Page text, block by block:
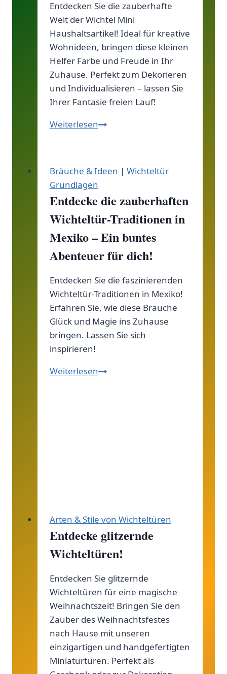
Entdecken Sie die zauberhafte
Welt der Wichtel Mini
Haushaltsartikel! Ideal für kreative
Wohnideen, bringen diese kleinen
Helfer Farbe und Freude in Ihr
Zuhause. Perfekt zum Dekorieren
und Individualisieren – lassen Sie
Ihrer Fantasie freien Lauf!
WeiterlesenWichtel
kreative
Wohnideen
und
Dekoration
Bräuche & Ideen | Wichteltür
Grundlagen
Entdecke die zauberhaften
Wichteltür-Traditionen in
Mexiko – Ein buntes
Abenteuer für dich!
Entdecken Sie die faszinierenden
Wichteltür-Traditionen in Mexiko!
Erfahren Sie, wie diese Bräuche
Glück und Magie ins Zuhause
bringen. Lassen Sie sich
inspirieren!
WeiterlesenEntdecke
für
dich!
Arten & Stile von Wichteltüren
Entdecke glitzernde
Wichteltüren!
Entdecken Sie glitzernde
Wichteltüren für eine magische
Weihnachtszeit! Bringen Sie den
Zauber des Weihnachtsfestes
nach Hause mit unseren
einzigartigen und handgefertigten
Miniaturtüren. Perfekt als